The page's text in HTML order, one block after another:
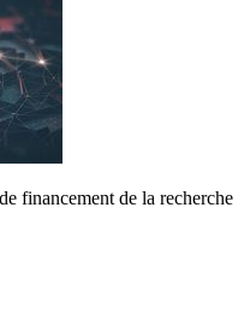
financement de la recherche